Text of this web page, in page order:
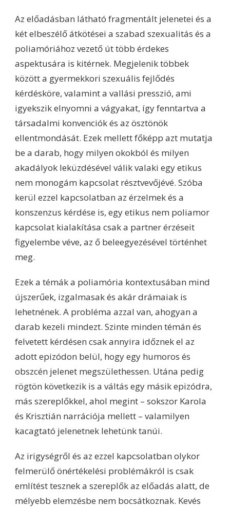
Az előadásban látható fragmentált jelenetei és a
két elbeszélő átkötései a szabad szexualitás és a
poliamóriához vezető út több érdekes
aspektusára is kitérnek. Megjelenik többek
között a gyermekkori szexuális fejlődés
kérdésköre, valamint a vallási presszió, ami
igyekszik elnyomni a vágyakat, így fenntartva a
társadalmi konvenciók és az ösztönök
ellentmondását. Ezek mellett főképp azt mutatja
be a darab, hogy milyen okokból és milyen
akadályok leküzdésével válik valaki egy etikus
nem monogám kapcsolat résztvevőjévé. Szóba
kerül ezzel kapcsolatban az érzelmek és a
konszenzus kérdése is, egy etikus nem poliamor
kapcsolat kialakítása csak a partner érzéseit
figyelembe véve, az ő beleegyezésével történhet
meg.
Ezek a témák a poliamória kontextusában mind
újszerűek, izgalmasak és akár drámaiak is
lehetnének. A probléma azzal van, ahogyan a
darab kezeli mindezt. Szinte minden témán és
felvetett kérdésen csak annyira időznek el az
adott epizódon belül, hogy egy humoros és
obszcén jelenet megszülethessen. Utána pedig
rögtön következik is a váltás egy másik epizódra,
más szereplőkkel, ahol megint – sokszor Karola
és Krisztián narrációja mellett – valamilyen
kacagtató jelenetnek lehetünk tanúi.
Az irigységről és az ezzel kapcsolatban olykor
felmerülő önértékelési problémákról is csak
említést tesznek a szereplők az előadás alatt, de
mélyebb elemzésbe nem bocsátkoznak. Kevés